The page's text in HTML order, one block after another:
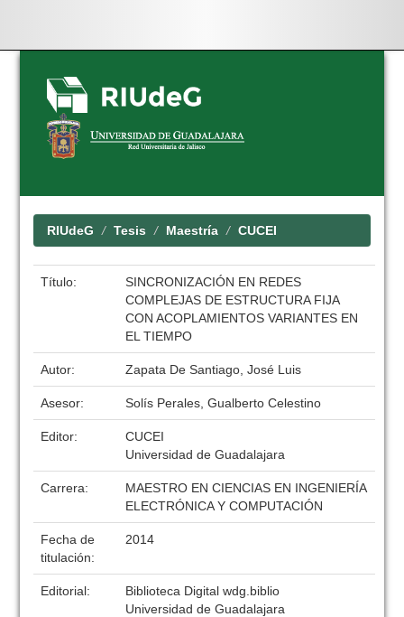
Skip
navigation
RIUdeG Tesis Maestría CUCEI
Título:
SINCRONIZACIÓN EN REDES
COMPLEJAS DE ESTRUCTURA FIJA
CON ACOPLAMIENTOS VARIANTES EN
EL TIEMPO
Autor: Zapata De Santiago, José Luis
Asesor: Solís Perales, Gualberto Celestino
Editor:
CUCEI
Universidad de Guadalajara
Carrera:
MAESTRO EN CIENCIAS EN INGENIERÍA
ELECTRÓNICA Y COMPUTACIÓN
Fecha de
titulación:
2014
Editorial:
Biblioteca Digital wdg.biblio
Universidad de Guadalajara